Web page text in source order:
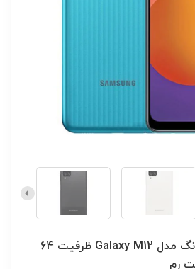
گوشی موبایل سامسونگ مدل Galaxy M12 ظرفیت 64